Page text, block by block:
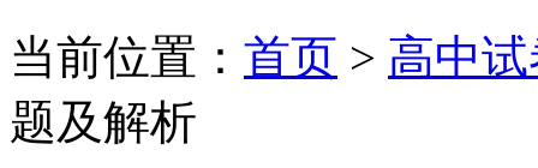
当前位置： 首页 > 高中
题及解析